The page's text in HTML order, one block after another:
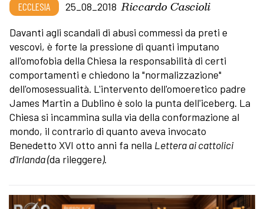
ECCLESIA 25_08_2018 Riccardo Cascioli
Davanti agli scandali di abusi commessi da preti e
vescovi, è forte la pressione di quanti imputano
all'omofobia della Chiesa la responsabilità di certi
comportamenti e chiedono la "normalizzazione"
dell'omosessualità. L'intervento dell'omoeretico padre
James Martin a Dublino è solo la punta dell'iceberg. La
Chiesa si incammina sulla via della conformazione al
mondo, il contrario di quanto aveva invocato
Benedetto XVI otto anni fa nella Lettera ai cattolici
d'Irlanda (da rileggere).